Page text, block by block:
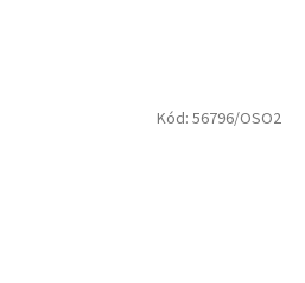
Kód: 56796/OSO2